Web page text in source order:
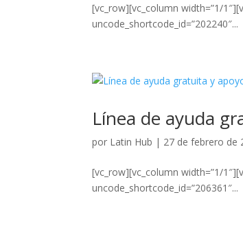
[vc_row][vc_column width=”1/
uncode_shortcode_id=”202240″...
Línea de ayuda
por Latin Hub | 27 de febrero de
[vc_row][vc_column width=”1/
uncode_shortcode_id=”206361″...